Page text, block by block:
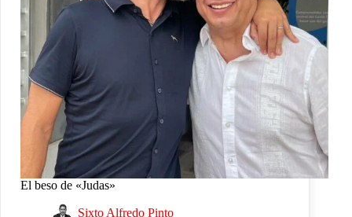
El beso de «Judas»
Sixto Alfredo Pinto